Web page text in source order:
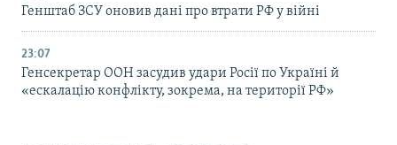
Генштаб ЗСУ оновив дані про втрати РФ у війні
23:07
Генсекретар ООН засудив удари Росії по Україні й
«ескалацію конфлікту, зокрема, на території РФ»